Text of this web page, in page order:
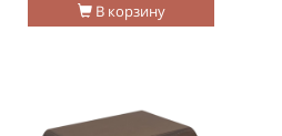
В корзину